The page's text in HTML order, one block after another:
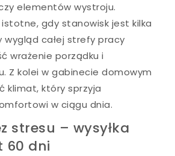
elementów wystroju.
gdy stanowisk jest kilka
całej strefy pracy
wrażenie porządku i
Z kolei w gabinecie domowym
klimat, który sprzyja
w ciągu dnia.
stresu – wysyłka
60 dni